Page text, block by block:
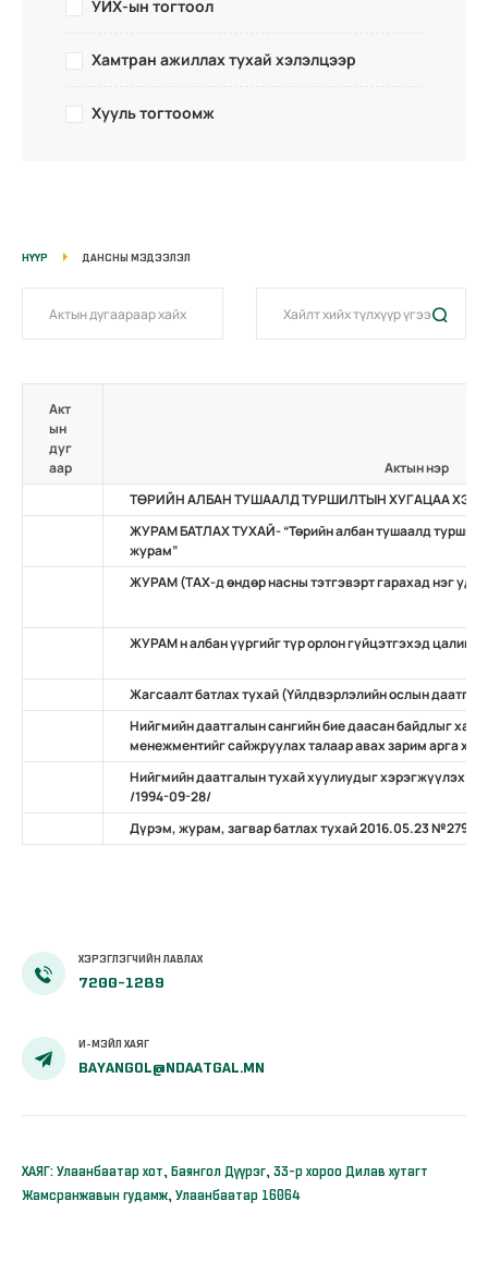
УИХ-ын тогтоол
Хамтран ажиллах тухай хэлэлцээр
Хууль тогтоомж
НҮҮР ДАНСНЫ МЭДЭЭЛЭЛ
Акт
ын
дуг
аар
Актын нэр
ТӨРИЙН АЛБАН ТУШААЛД ТУРШИЛТЫН ХУГАЦАА
ЖУРАМ БАТЛАХ ТУХАЙ- “Төрийн албан тушаалд
журам”
ЖУРАМ (ТАХ-д өндөр насны тэтгэвэрт гарахад нэг
ЖУРАМ н албан үүргийг түр орлон гүйцэтгэхэд цалин,
Жагсаалт батлах тухай (Үйлдвэрлэлийн ослын
Нийгмийн даатгалын сангийн бие даасан байдлыг
менежментийг сайжруулах талаар авах зарим арга
Нийгмийн даатгалын тухай хуулиудыг хэрэгжүүлэх
/1994-09-28/
Дүрэм, журам, загвар батлах тухай 2016.05.23 №279
ХЭРЭГЛЭГЧИЙН ЛАВЛАХ
7200-1289
И-МЭЙЛ ХАЯГ
BAYANGOL@NDAATGAL.MN
ХАЯГ: Улаанбаатар хот, Баянгол Дүүрэг, 33-р хороо Дилав хутагт
Жамсранжавын гудамж, Улаанбаатар 16064